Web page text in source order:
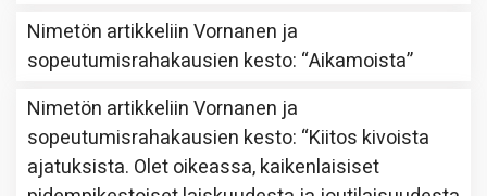
Nimetön artikkeliinVornanen ja
sopeutumisrahakausien kesto: “Aikamoista”
Nimetön artikkeliinVornanen ja
sopeutumisrahakausien kesto: “Kiitos kivoista
ajatuksista. Olet oikeassa, kaikenlaisiset